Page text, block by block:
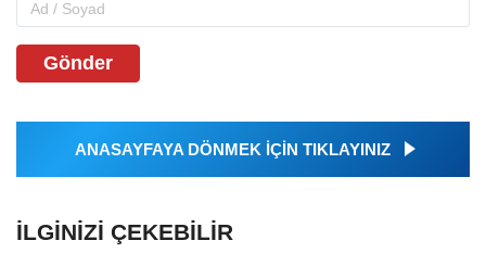
Gönder
ANASAYFAYA DÖNMEK İÇİN TIKLAYINIZ
İLGINIZI ÇEKEBILIR